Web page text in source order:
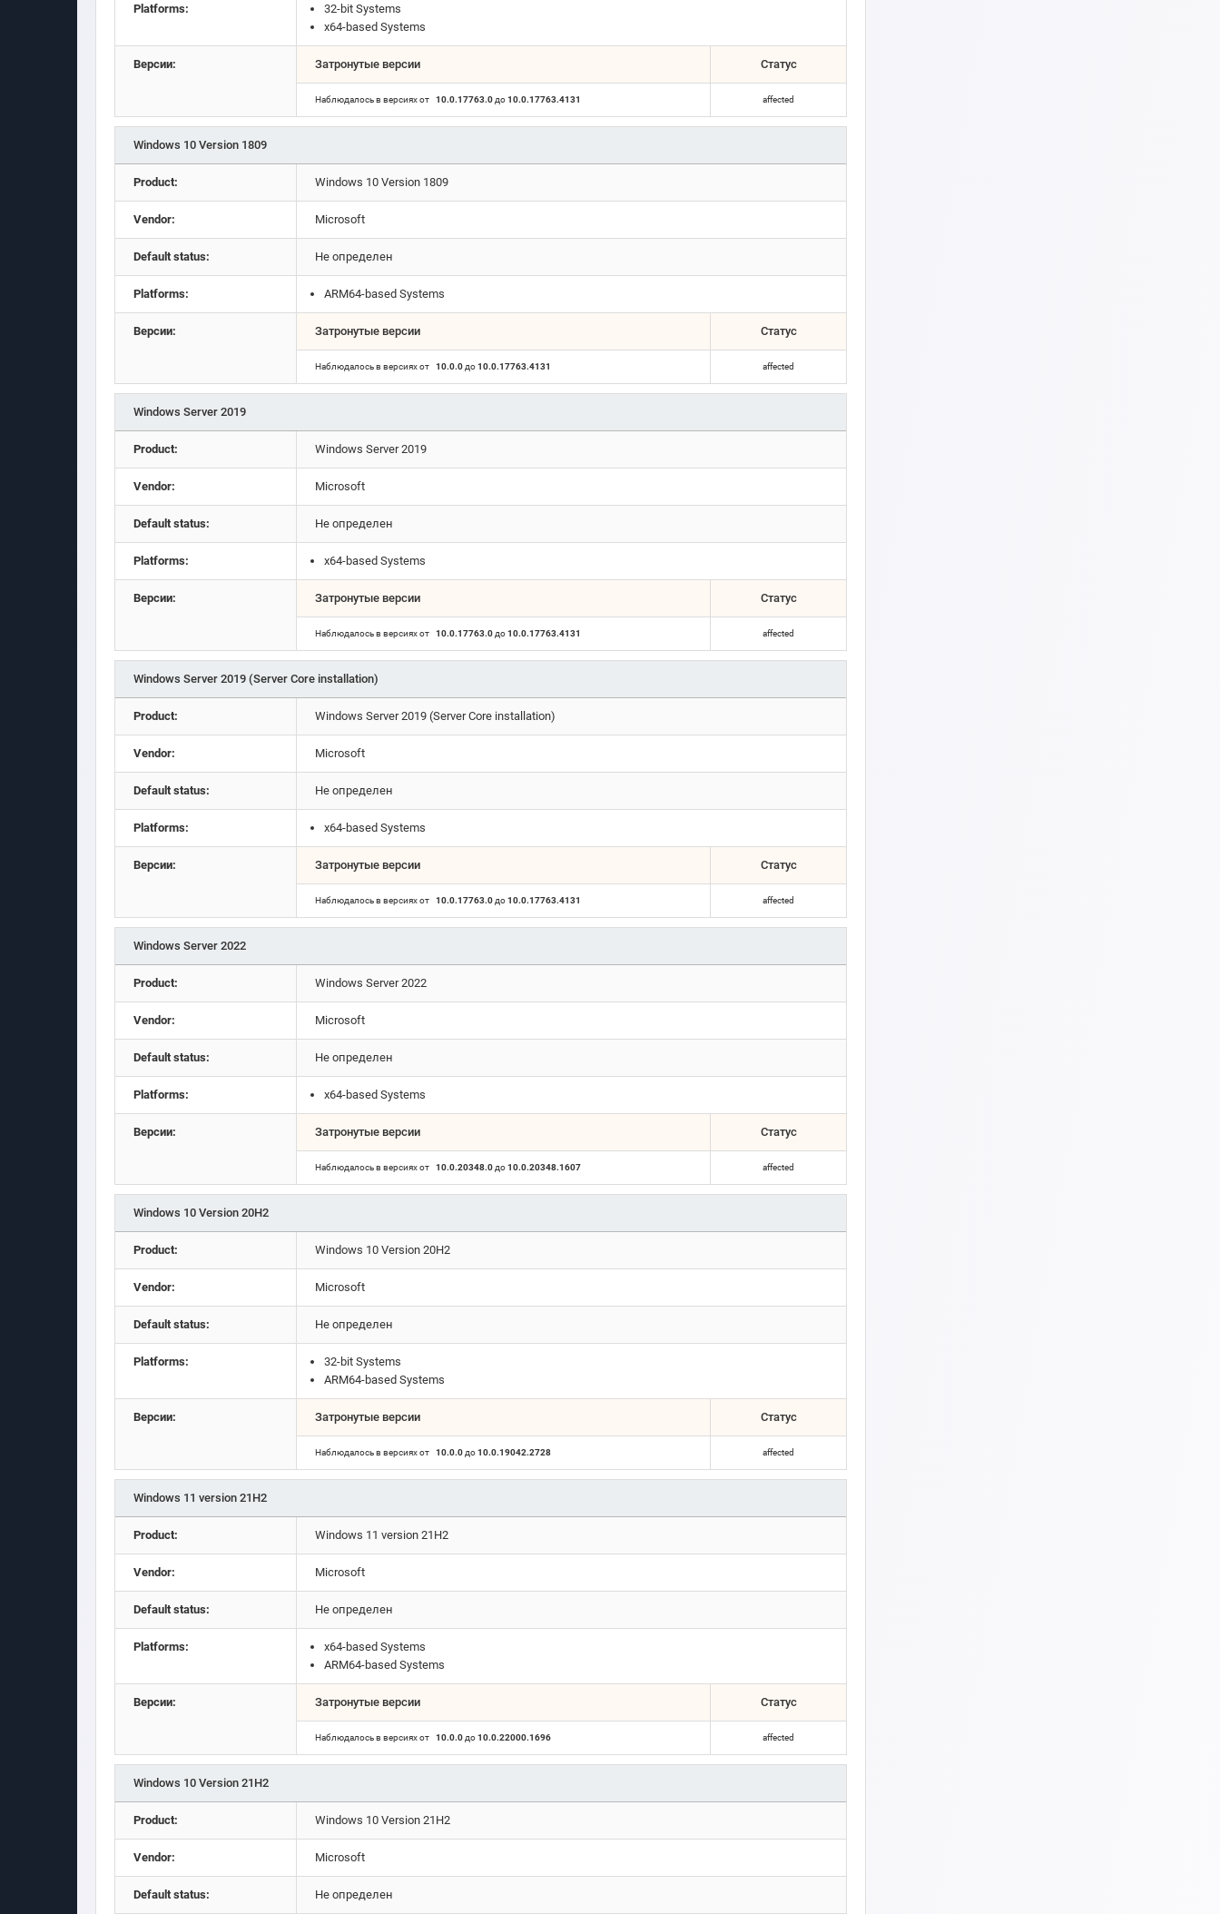
Platforms:
32-bit Systems
x64-based Systems
Версии: Затронутые версии Статус
Наблюдалось в версиях от 10.0.17763.0 до10.0.17763.4131 affected
Windows 10 Version 1809
Product: Windows 10 Version 1809
Vendor: Microsoft
Default status: Не определен
Platforms: ARM64-based Systems
Версии: Затронутые версии Статус
Наблюдалось в версиях от 10.0.0 до10.0.17763.4131 affected
Windows Server 2019
Product: Windows Server 2019
Vendor: Microsoft
Default status: Не определен
Platforms: x64-based Systems
Версии: Затронутые версии Статус
Наблюдалось в версиях от 10.0.17763.0 до10.0.17763.4131 affected
Windows Server 2019 (Server Core installation)
Product: Windows Server 2019 (Server Core installation)
Vendor: Microsoft
Default status: Не определен
Platforms: x64-based Systems
Версии: Затронутые версии Статус
Наблюдалось в версиях от 10.0.17763.0 до10.0.17763.4131 affected
Windows Server 2022
Product: Windows Server 2022
Vendor: Microsoft
Default status: Не определен
Platforms: x64-based Systems
Версии: Затронутые версии Статус
Наблюдалось в версиях от 10.0.20348.0 до10.0.20348.1607 affected
Windows 10 Version 20H2
Product: Windows 10 Version 20H2
Vendor: Microsoft
Default status: Не определен
Platforms:
32-bit Systems
ARM64-based Systems
Версии: Затронутые версии Статус
Наблюдалось в версиях от 10.0.0 до10.0.19042.2728 affected
Windows 11 version 21H2
Product: Windows 11 version 21H2
Vendor: Microsoft
Default status: Не определен
Platforms:
x64-based Systems
ARM64-based Systems
Версии: Затронутые версии Статус
Наблюдалось в версиях от 10.0.0 до10.0.22000.1696 affected
Windows 10 Version 21H2
Product: Windows 10 Version 21H2
Vendor: Microsoft
Default status: Не определен